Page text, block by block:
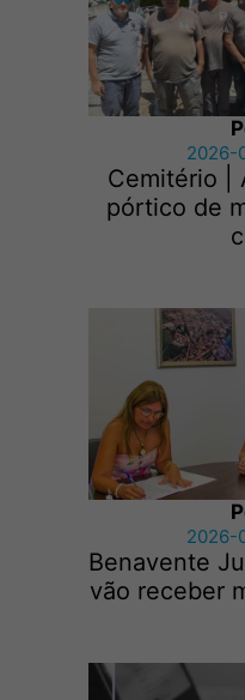
2026-
Cemitério |
pórtico de
2026-
Benavente
vão receber